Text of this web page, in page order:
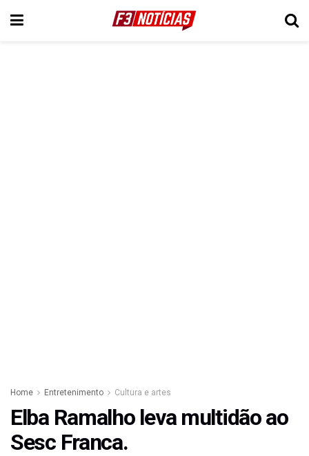
Home Entretenimento Cultura e artes
Elba Ramalho leva multidão ao
Sesc Franca.